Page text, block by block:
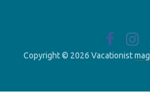
Copyright © 2026 Vacationist